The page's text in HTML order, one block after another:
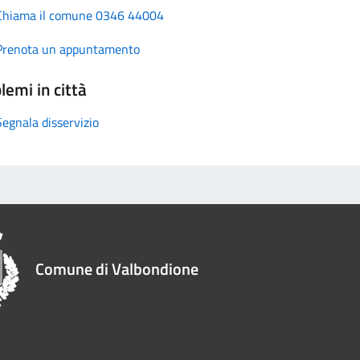
il comune 0346 44004
un appuntamento
in città
disservizio
Comune di Valbondione